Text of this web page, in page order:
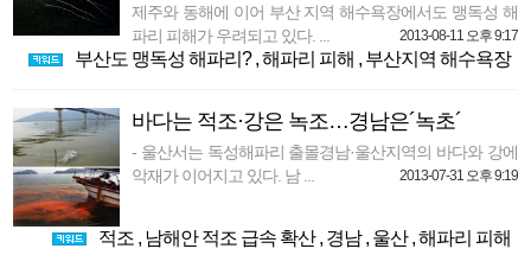
제주와 동해에 이어 부산 지역 해수욕장에서도 맹독성 해
파리 피해가 우려되고 있다. ...
2013-08-11 오후 9:17
부산도 맹독성 해파리?,해파리 피해 , 부산지역 해수욕장
바다는 적조·강은 녹조…경남은´녹초´
- 울산서는 독성해파리 출몰경남·울산지역의 바다와 강에
악재가 이어지고 있다. 남 ...
2013-07-31 오후 9:19
적조, 남해안 적조 급속 확산, 경남, 울산,해파리 피해